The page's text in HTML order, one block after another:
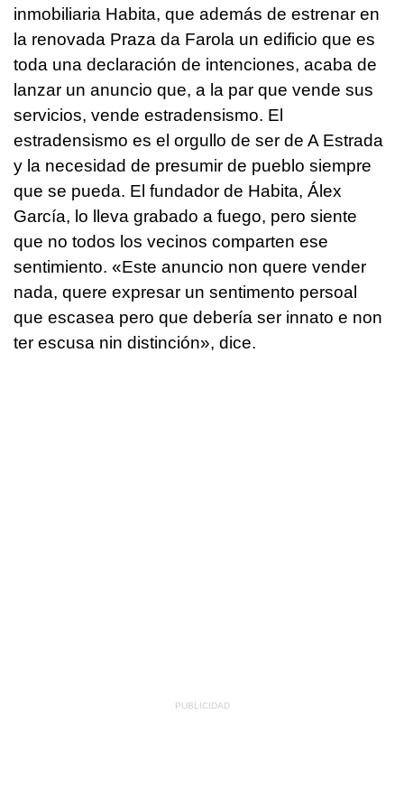
inmobiliaria Habita, que además de estrenar en
la renovada Praza da Farola un edificio que es
toda una declaración de intenciones, acaba de
lanzar un anuncio que, a la par que vende sus
servicios, vende estradensismo. El
estradensismo es el orgullo de ser de A Estrada
y la necesidad de presumir de pueblo siempre
que se pueda. El fundador de Habita, Álex
García, lo lleva grabado a fuego, pero siente
que no todos los vecinos comparten ese
sentimiento. «Este anuncio non quere vender
nada, quere expresar un sentimento persoal
que escasea pero que debería ser innato e non
ter escusa nin distinción», dice.